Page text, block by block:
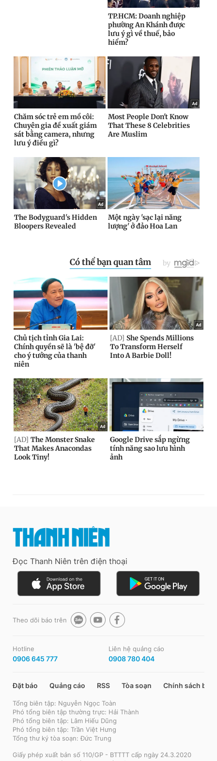
Đọc Thanh Niên trên điện thoại
Theo dõi báo trên
Hotline
0906 645 777
Liên hệ quảng cáo
0908 780 404
Đặt báo Quảng cáo RSS Tòa soạn Chính sách bảo
Tổng biên tập: Nguyễn Ngọc Toàn
Phó tổng biên tập thường trực: Hải Thành
Phó tổng biên tập: Lâm Hiếu Dũng
Phó tổng biên tập: Trần Việt Hưng
Tổng thư ký tòa soạn: Đức Trung
Giấy phép xuất bản số 110/GP - BTTTT cấp ngày 24.3.2020